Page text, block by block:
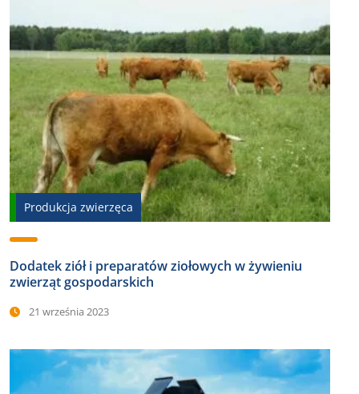
Produkcja zwierzęca
Dodatek ziół i preparatów ziołowych w żywieniu
zwierząt gospodarskich
21 września 2023